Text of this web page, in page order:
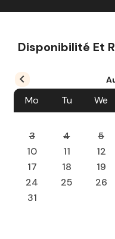
Disponibilité Et
Mo Tu We
3
4 5
10
11 12
17
18 19
24
25 26
31